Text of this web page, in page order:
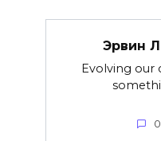
Эрвин
Evolving our
0